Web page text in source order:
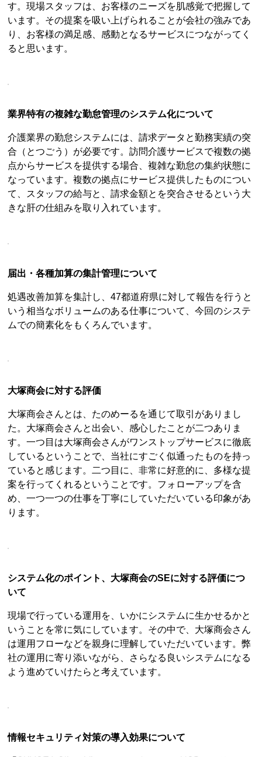
す。現場スタッフは、お客様のニーズを肌感覚で把握して
います。その提案を吸い上げられることが会社の強みであ
り、お客様の満足感、感動となるサービスにつながってく
ると思います。
業界特有の複雑な勤怠管理のシステム化について
介護業界の勤怠システムには、請求データと勤務実績の突
合（とつごう）が必要です。訪問介護サービスで複数の拠
点からサービスを提供する場合、複雑な勤怠の集約状態に
なっています。複数の拠点にサービス提供したものについ
て、スタッフの給与と、請求金額とを突合させるという大
きな肝の仕組みを取り入れています。
届出・各種加算の集計管理について
処遇改善加算を集計し、47都道府県に対して報告を行うと
いう相当なボリュームのある仕事について、今回のシステ
ムでの簡素化をもくろんでいます。
大塚商会に対する評価
大塚商会さんとは、たのめーるを通じて取引がありまし
た。大塚商会さんと出会い、感心したことが二つありま
す。一つ目は大塚商会さんがワンストップサービスに徹底
しているということで、当社にすごく似通ったものを持っ
ていると感じます。二つ目に、非常に好意的に、多様な提
案を行ってくれるということです。フォローアップを含
め、一つ一つの仕事を丁寧にしていただいている印象があ
ります。
システム化のポイント、大塚商会のSEに対する評価につ
いて
現場で行っている運用を、いかにシステムに生かせるかと
いうことを常に気にしています。その中で、大塚商会さん
は運用フローなどを親身に理解していただいています。弊
社の運用に寄り添いながら、さらなる良いシステムになる
よう進めていけたらと考えています。
情報セキュリティ対策の導入効果について